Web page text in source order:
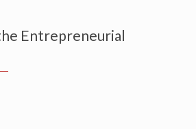
Entrepreneurial